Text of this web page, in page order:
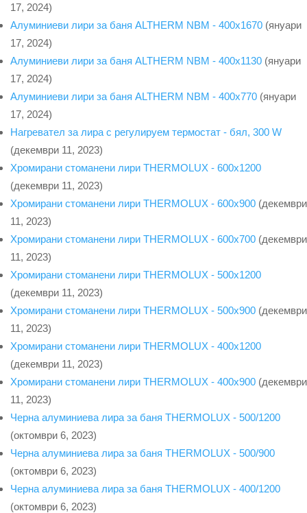
17, 2024)
Алуминиеви лири за баня ALTHERM NBM - 400x1670 (януари
17, 2024)
Алуминиеви лири за баня ALTHERM NBM - 400x1130 (януари
17, 2024)
Алуминиеви лири за баня ALTHERM NBM - 400x770 (януари
17, 2024)
Нагревател за лира с регулируем термостат - бял, 300 W
(декември 11, 2023)
Хромирани стоманени лири THERMOLUX - 600x1200
(декември 11, 2023)
Хромирани стоманени лири THERMOLUX - 600x900 (декември
11, 2023)
Хромирани стоманени лири THERMOLUX - 600x700 (декември
11, 2023)
Хромирани стоманени лири THERMOLUX - 500x1200
(декември 11, 2023)
Хромирани стоманени лири THERMOLUX - 500x900 (декември
11, 2023)
Хромирани стоманени лири THERMOLUX - 400x1200
(декември 11, 2023)
Хромирани стоманени лири THERMOLUX - 400x900 (декември
11, 2023)
Черна алуминиева лира за баня THERMOLUX - 500/1200
(октомври 6, 2023)
Черна алуминиева лира за баня THERMOLUX - 500/900
(октомври 6, 2023)
Черна алуминиева лира за баня THERMOLUX - 400/1200
(октомври 6, 2023)